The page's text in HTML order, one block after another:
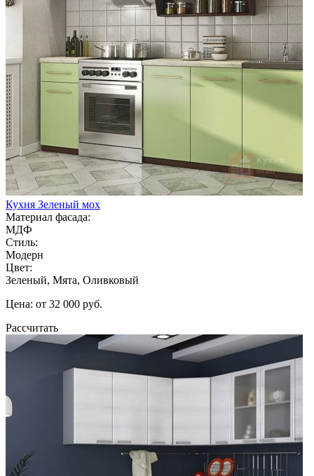
Кухня Зеленый мох
Материал фасада:
МДФ
Стиль:
Модерн
Цвет:
Зеленый, Мята, Оливковый
Цена: от 32 000 руб.
Рассчитать